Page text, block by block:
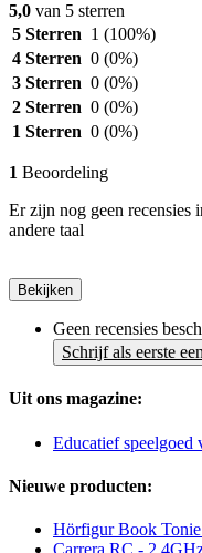
5,0 van 5 sterren
5 Sterren 1 (100%)
4 Sterren 0 (0%)
3 Sterren 0 (0%)
2 Sterren 0 (0%)
1 Sterren 0 (0%)
1 Beoordeling
Er zijn nog geen recensies
andere taal
Bekijken
Geen recensies
Schrijf als eerste
Uit ons magazine:
Educatief speelgoed
Nieuwe producten:
Hörfigur Book